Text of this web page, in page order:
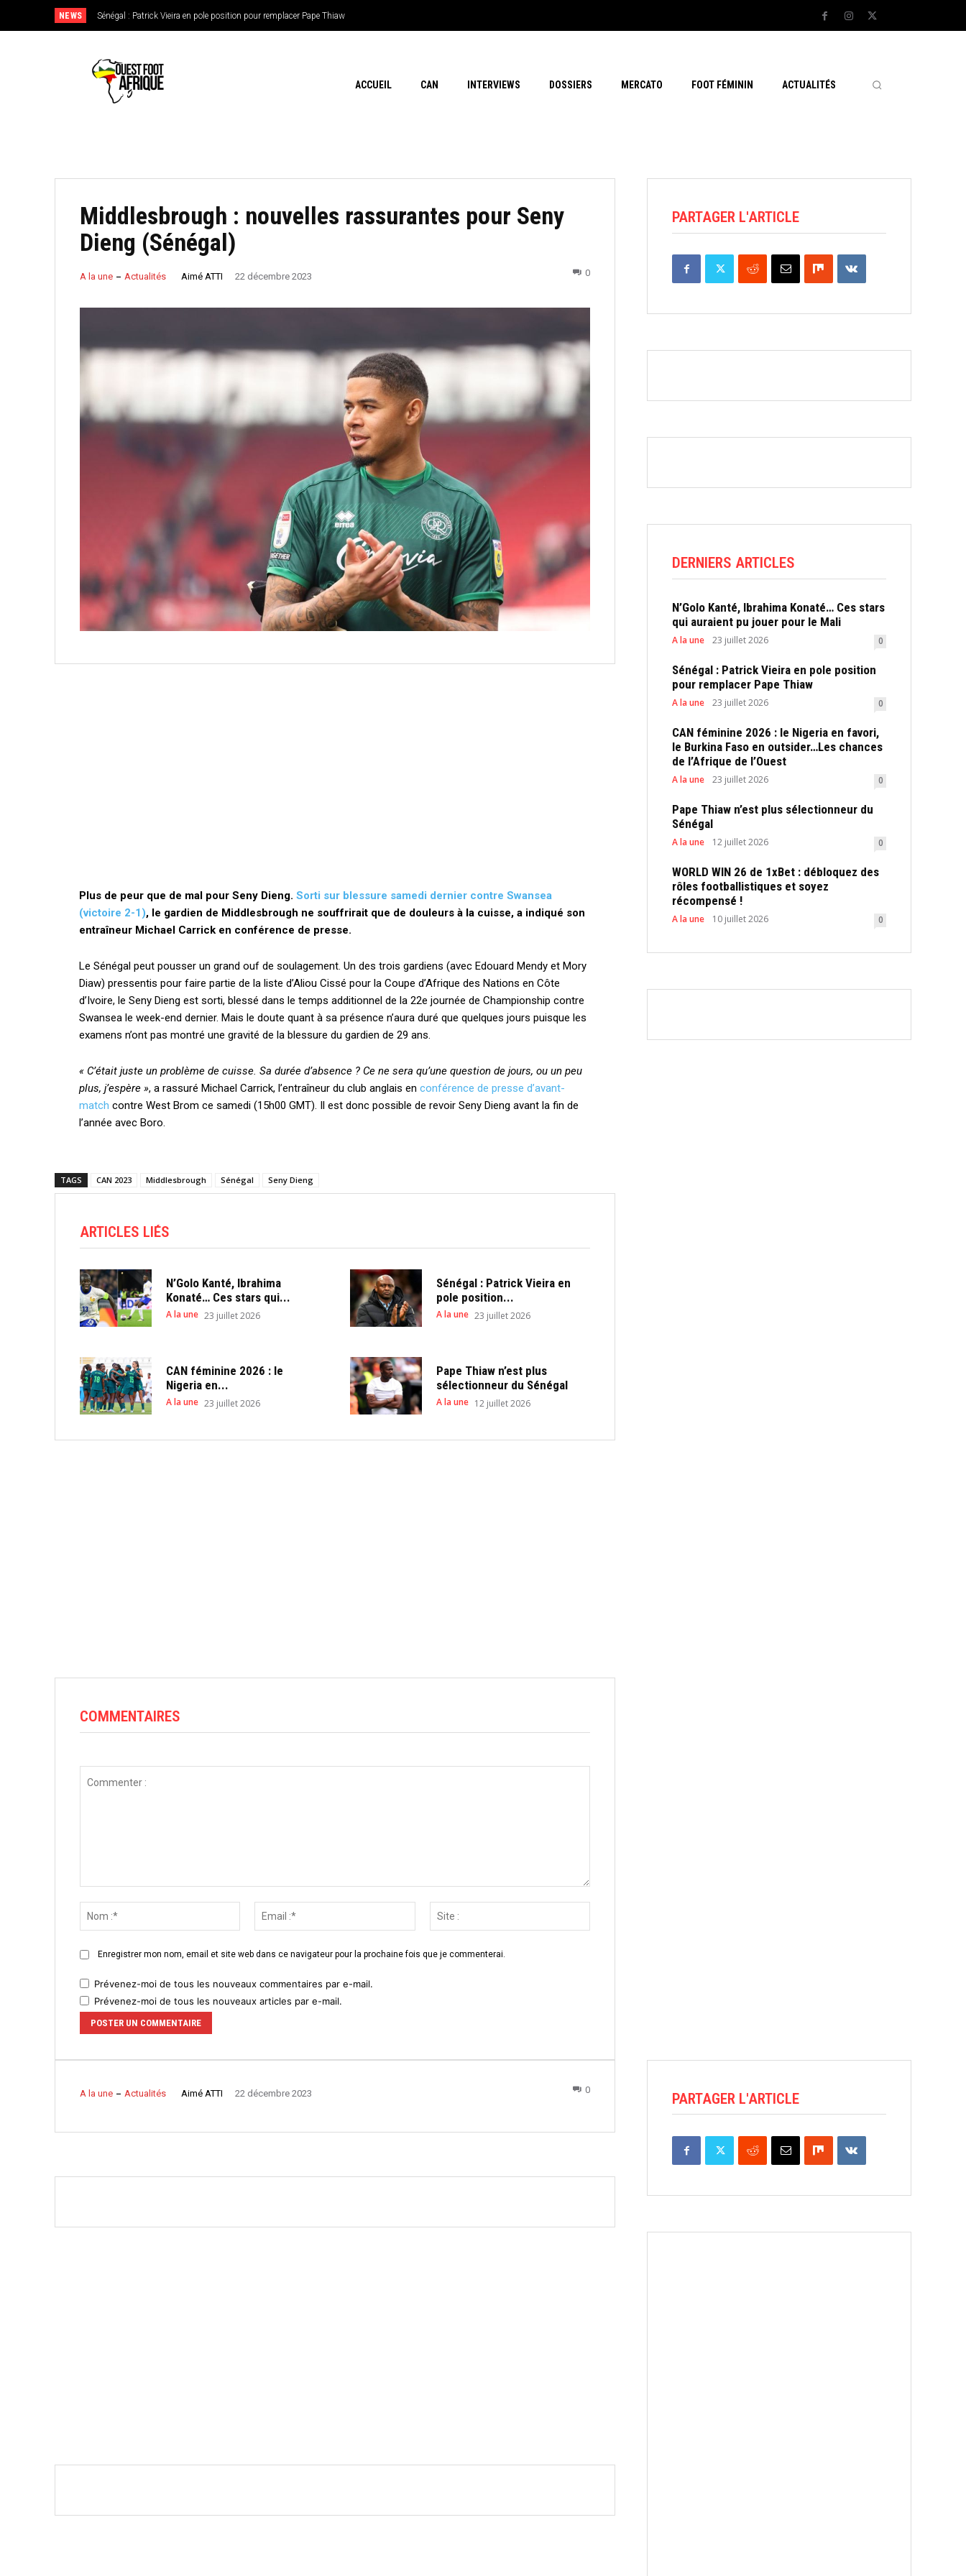
NEWS Sénégal : Patrick Vieira en pole position pour remplacer Pape Thiaw
CAN féminine 2026 : le Nigeria en favori, le Burkina Faso en outsider…Les chances de l’Afrique
de l’Ouest
ACCUEIL CAN INTERVIEWS DOSSIERS MERCATO FOOT FÉMININ ACTUALITÉS
Middlesbrough : nouvelles rassurantes pour Seny
Dieng (Sénégal)
A la une Actualités Aimé ATTI 22 décembre 2023 0
Plus de peur que de mal pour Seny Dieng. Sorti sur blessure samedi dernier contre Swansea
(victoire 2-1), le gardien de Middlesbrough ne souffrirait que de douleurs à la cuisse, a indiqué son
entraîneur Michael Carrick en conférence de presse.
Le Sénégal peut pousser un grand ouf de soulagement. Un des trois gardiens (avec Edouard Mendy et Mory
Diaw) pressentis pour faire partie de la liste d’Aliou Cissé pour la Coupe d’Afrique des Nations en Côte
d’Ivoire, le Seny Dieng est sorti, blessé dans le temps additionnel de la 22e journée de Championship contre
Swansea le week-end dernier. Mais le doute quant à sa présence n’aura duré que quelques jours puisque les
examens n’ont pas montré une gravité de la blessure du gardien de 29 ans.
« C’était juste un problème de cuisse. Sa durée d’absence ? Ce ne sera qu’une question de jours, ou un peu
plus, j’espère », a rassuré Michael Carrick, l’entraîneur du club anglais en conférence de presse d’avant-
match contre West Brom ce samedi (15h00 GMT). Il est donc possible de revoir Seny Dieng avant la fin de
l’année avec Boro.
TAGS CAN 2023 Middlesbrough Sénégal Seny Dieng
ARTICLES LIÉS
N’Golo Kanté, Ibrahima
Konaté… Ces stars qui...
A la une 23 juillet 2026
Sénégal : Patrick Vieira en
pole position...
A la une 23 juillet 2026
CAN féminine 2026 : le
Nigeria en...
A la une 23 juillet 2026
Pape Thiaw n’est plus
sélectionneur du Sénégal
A la une 12 juillet 2026
COMMENTAIRES
Enregistrer mon nom, email et site web dans ce navigateur pour la prochaine fois que je commenterai.
Prévenez-moi de tous les nouveaux commentaires par e-mail.
Prévenez-moi de tous les nouveaux articles par e-mail.
PARTAGER L'ARTICLE
DERNIERS ARTICLES
N’Golo Kanté, Ibrahima Konaté… Ces stars
qui auraient pu jouer pour le Mali
A la une 23 juillet 2026 0
Sénégal : Patrick Vieira en pole position
pour remplacer Pape Thiaw
A la une 23 juillet 2026 0
CAN féminine 2026 : le Nigeria en favori,
le Burkina Faso en outsider…Les chances
de l’Afrique de l’Ouest
A la une 23 juillet 2026 0
Pape Thiaw n’est plus sélectionneur du
Sénégal
A la une 12 juillet 2026 0
WORLD WIN 26 de 1xBet : débloquez des
rôles footballistiques et soyez
récompensé !
A la une 10 juillet 2026 0
A la une Actualités Aimé ATTI 22 décembre 2023 0
PARTAGER L'ARTICLE